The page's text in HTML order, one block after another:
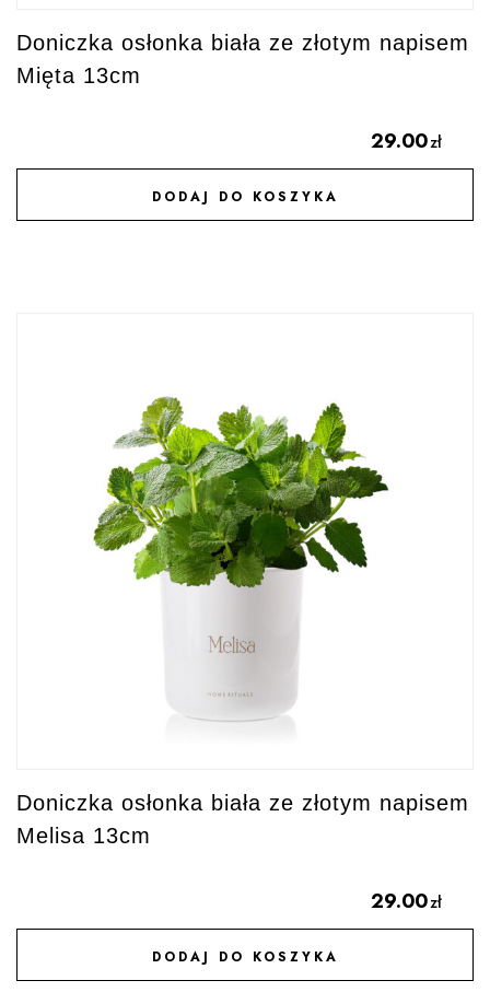
Doniczka osłonka biała ze złotym napisem
Mięta 13cm
29.00zł
DODAJ DO KOSZYKA
DODAJ DO ULUBIONYCH
Doniczka osłonka biała ze złotym napisem
Melisa 13cm
29.00zł
DODAJ DO KOSZYKA
DODAJ DO ULUBIONYCH